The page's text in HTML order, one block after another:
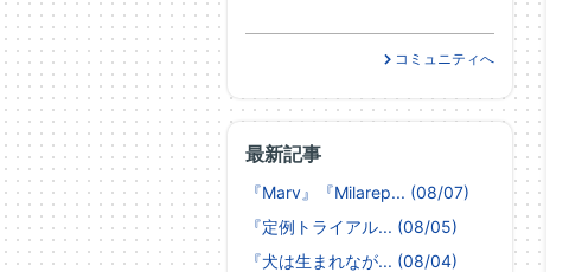
最新記事
『Marv』『Milarep... (08/07)
『定例トライアル... (08/05)
『犬は生まれなが... (08/04)
コミュニティへ